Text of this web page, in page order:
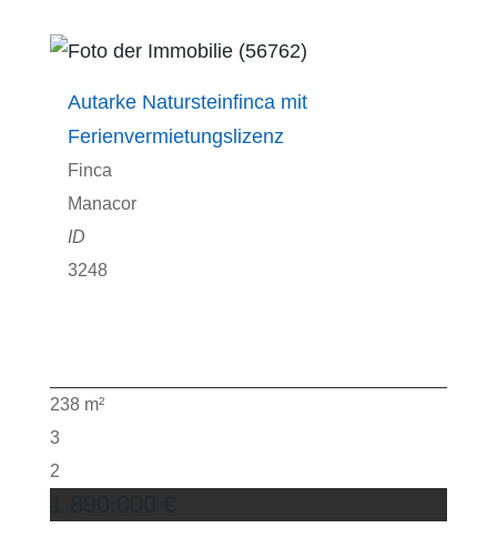
Autarke Natursteinfinca mit
Ferienvermietungslizenz
Finca
Manacor
3248
238 m²
3
2